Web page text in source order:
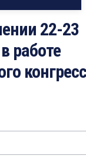
22-23
работе